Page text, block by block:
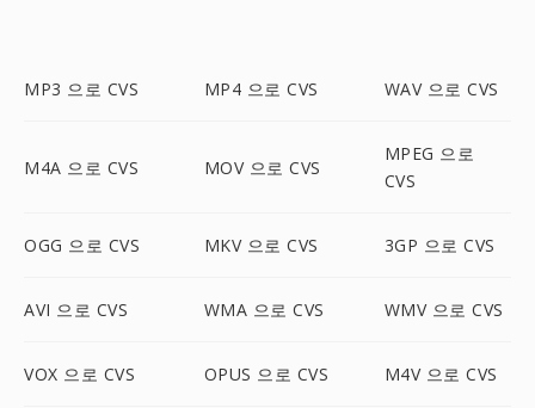
MP3 으로 CVS MP4 으로 CVS WAV 으로 CVS
M4A 으로 CVS MOV 으로 CVS
MPEG 으로
CVS
OGG 으로 CVS MKV 으로 CVS 3GP 으로 CVS
AVI 으로 CVS WMA 으로 CVS WMV 으로 CVS
VOX 으로 CVS OPUS 으로 CVS M4V 으로 CVS